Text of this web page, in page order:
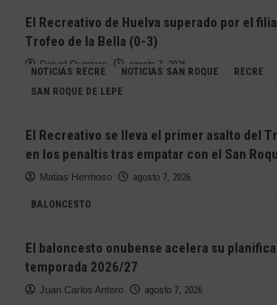
El Recreativo de Huelva superado por el
Trofeo de la Bella (0-3)
Deivid Quintero agosto 7, 2026
NOTICIAS RECRE NOTICIAS SAN ROQUE
RECRE
SAN ROQUE DE LEPE
El Recreativo se lleva el primer asalto del
en los penaltis tras empatar con el San
Matias Hermoso agosto 7, 2026
BALONCESTO
El baloncesto onubense acelera su
temporada 2026/27
Juan Carlos Antero agosto 7, 2026